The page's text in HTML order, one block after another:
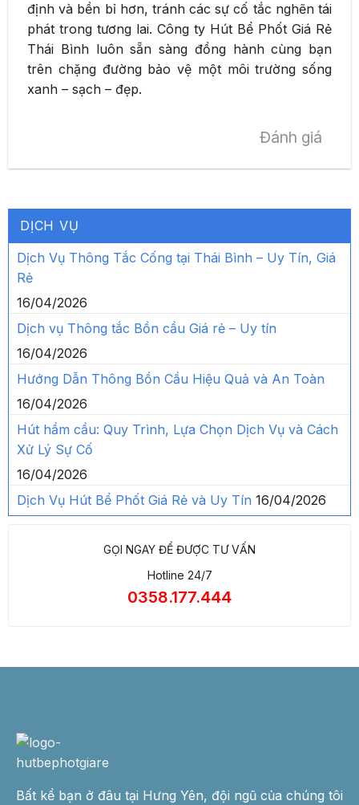
định và bền bỉ hơn, tránh các sự cố tắc nghẽn tái
phát trong tương lai. Công ty Hút Bể Phốt Giá Rẻ
Thái Bình luôn sẵn sàng đồng hành cùng bạn
trên chặng đường bảo vệ một môi trường sống
xanh – sạch – đẹp.
Đánh giá
DỊCH VỤ
Dịch Vụ Thông Tắc Cống tại Thái Bình – Uy Tín, Giá
Rẻ
16/04/2026
Dịch vụ Thông tắc Bồn cầu Giá rẻ – Uy tín
16/04/2026
Hướng Dẫn Thông Bồn Cầu Hiệu Quả và An Toàn
16/04/2026
Hút hầm cầu: Quy Trình, Lựa Chọn Dịch Vụ và Cách
Xử Lý Sự Cố
16/04/2026
Dịch Vụ Hút Bể Phốt Giá Rẻ và Uy Tín 16/04/2026
GỌI NGAY ĐỂ ĐƯỢC TƯ VẤN
Hotline 24/7
0358.177.444
Bất kể bạn ở đâu tại Hưng Yên, đội ngũ của chúng tôi